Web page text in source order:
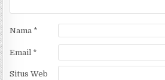
Nama *
Email *
Situs Web